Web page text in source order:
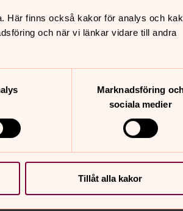
Här finns också kakor för analys och
och när vi länkar vidare till andra
Marknadsföring
sociala medier
Tillåt alla kakor